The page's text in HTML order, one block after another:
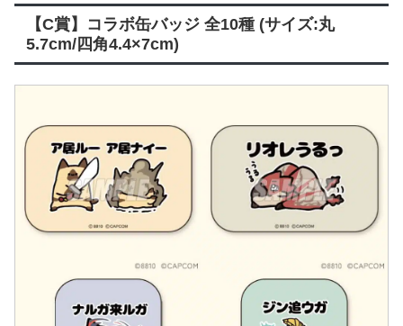
【C賞】コラボ缶バッジ 全10種 (サイズ:丸
5.7cm/四角4.4×7cm)